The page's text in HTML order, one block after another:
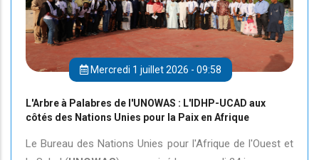
Mercredi 1 juillet 2026 - 09:58
L'Arbre à Palabres de l'UNOWAS : L'IDHP-UCAD aux
côtés des Nations Unies pour la Paix en Afrique
Le Bureau des Nations Unies pour l'Afrique de l'Ouest et